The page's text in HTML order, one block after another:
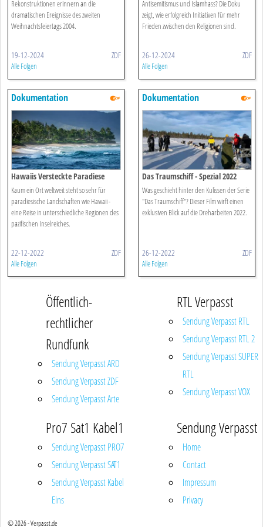
Rekonstruktionen erinnern an die
dramatischen Ereignisse des zweiten
Weihnachtsfeiertags 2004.
19-12-2024 ZDF
Alle Folgen
Antisemitismus und Islamhass? Die Doku
zeigt, wie erfolgreich Initiativen für mehr
Frieden zwischen den Religionen sind.
26-12-2024 ZDF
Alle Folgen
Dokumentation
Hawaiis Versteckte Paradiese
Kaum ein Ort weltweit steht so sehr für
paradiesische Landschaften wie Hawaii -
eine Reise in unterschiedliche Regionen des
pazifischen Inselreiches.
22-12-2022 ZDF
Alle Folgen
Dokumentation
Das Traumschiff - Spezial 2022
Was geschieht hinter den Kulissen der Serie
"Das Traumschiff"? Dieser Film wirft einen
exklusiven Blick auf die Dreharbeiten 2022.
26-12-2022 ZDF
Alle Folgen
Öffentlich-
rechtlicher
Rundfunk
Sendung Verpasst ARD
Sendung Verpasst ZDF
Sendung Verpasst Arte
RTL Verpasst
Sendung Verpasst RTL
Sendung Verpasst RTL 2
Sendung Verpasst SUPER
RTL
Sendung Verpasst VOX
Pro7 Sat1 Kabel1
Sendung Verpasst PRO7
Sendung Verpasst SAT1
Sendung Verpasst Kabel
Eins
Sendung Verpasst
Home
Contact
Impressum
Privacy
© 2026 - Verpasst.de